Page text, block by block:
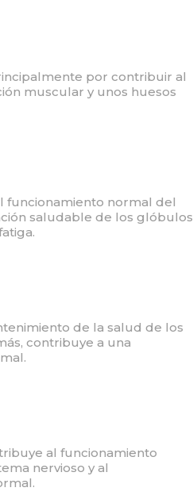
por contribuir al
muscular y unos huesos
funcionamiento normal del
saludable de los glóbulos
de la salud de los
contribuye a una
al funcionamiento
nervioso y al